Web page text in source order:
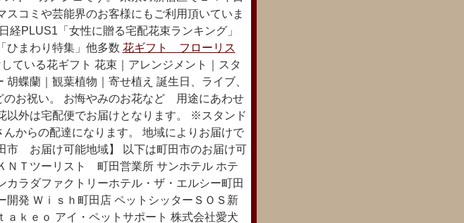
スコミや芸能界のお客様にもご利用頂いていま
経PLUS1「女性に贈る宅配花束ランキング」
まわり特集」他多数 花ギフト フローリス
ている花ギフト 花束｜アレンジメント｜スタ
蝶蘭｜観葉植物｜寄せ植え 誕生日、ライブ、
のお祝い。 お悔やみのお花など 用途にあわせ
以外は宅配便でお届けとなります。 ※スタンド
からの配達になります。 地域によりお届けで
市 お届け可能地域】 以下は町田市のお届け可
ＮＴツーリスト 町田営業所 サンホテル ホテ
カラダファクトリーホテル・ザ・エルシー町田
開発 Ｗｉｓｈ町田店 ペットシッターＳＯＳ新
ａｋｅｏ アイ・ペットサポート 株式会社愛犬